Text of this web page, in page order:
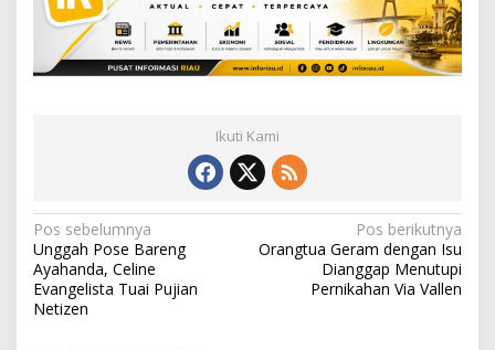
Ikuti Kami
N
a
v
Pos sebelumnya
Unggah Pose Bareng
Ayahanda, Celine
Evangelista Tuai Pujian
Netizen
Pos berikutnya
Orangtua Geram dengan Isu
Dianggap Menutupi
Pernikahan Via Vallen